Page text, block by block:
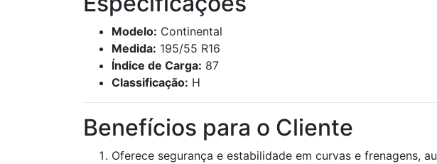
Modelo: Continental
Medida: 195/55 R16
Índice de Carga: 87
Classificação: H
Benefícios para o Cliente
Oferece segurança e estabilidade em curvas e frenagens,